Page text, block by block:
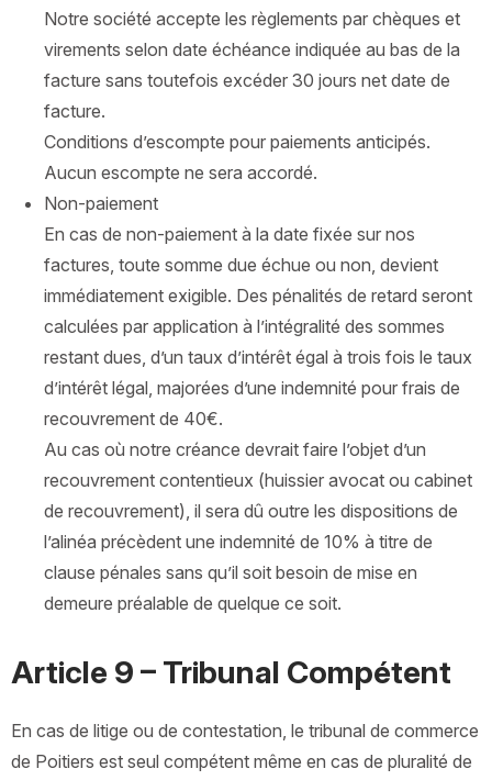
Notre société accepte les règlements par chèques et
virements selon date échéance indiquée au bas de la
facture sans toutefois excéder 30 jours net date de
facture.
Conditions d’escompte pour paiements anticipés.
Aucun escompte ne sera accordé.
Non-paiement
En cas de non-paiement à la date fixée sur nos
factures, toute somme due échue ou non, devient
immédiatement exigible. Des pénalités de retard seront
calculées par application à l’intégralité des sommes
restant dues, d’un taux d’intérêt égal à trois fois le taux
d’intérêt légal, majorées d’une indemnité pour frais de
recouvrement de 40€.
Au cas où notre créance devrait faire l’objet d’un
recouvrement contentieux (huissier avocat ou cabinet
de recouvrement), il sera dû outre les dispositions de
l’alinéa précèdent une indemnité de 10% à titre de
clause pénales sans qu’il soit besoin de mise en
demeure préalable de quelque ce soit.
Article 9 – Tribunal Compétent
En cas de litige ou de contestation, le tribunal de commerce
de Poitiers est seul compétent même en cas de pluralité de